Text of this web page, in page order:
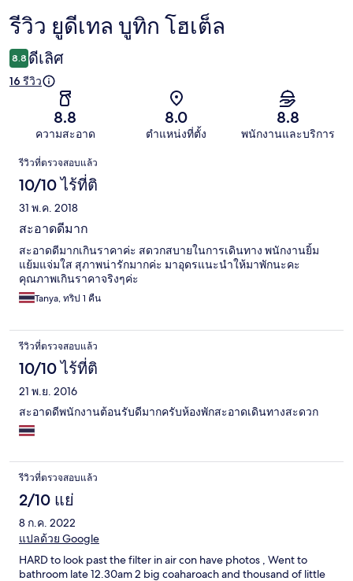
รีวิว
รีวิว ยูดีเทล บูทิก โฮเต็ล
8.8 ดีเลิศ
16 รีวิว
8.8
ความสะอาด
8.0
ตำแหน่งที่ตั้ง
8.8
พนักงานและบริการ
รีวิว
รีวิวที่ตรวจสอบแล้ว
10/10 ไร้ที่ติ
31 พ.ค. 2018
สะอาดดีมาก
สะอาดดีมากเกินราคาค่ะ สดวกสบายในการเดินทาง พนักงานยิ้ม
แย้มแจ่มใส สุภาพน่ารักมากค่ะ มาอุดรแนะนำให้มาพักนะคะ
คุณภาพเกินราคาจริงๆค่ะ
Tanya, ทริป 1 คืน
รีวิวที่ตรวจสอบแล้ว
10/10 ไร้ที่ติ
21 พ.ย. 2016
สะอาดดีพนักงานต้อนรับดีมากครับห้องพักสะอาดเดินทางสะดวก
รีวิวที่ตรวจสอบแล้ว
2/10 แย่
8 ก.ค. 2022
แปลด้วย Google
HARD to look past the filter in air con have photos , Went to
bathroom late 12.30am 2 big coaharoach and thousand of little